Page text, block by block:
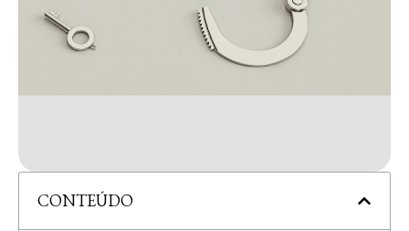
CONTEÚDO